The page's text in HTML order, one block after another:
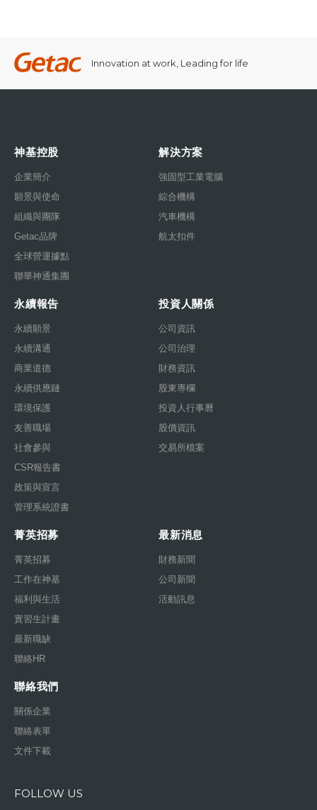
Innovation at work, Leading for life
神基控股
企業簡介
願景與使命
組織與團隊
Getac品牌
全球營運據點
聯華神通集團
解決方案
強固型工業電腦
綜合機構
汽車機構
航太扣件
永續報告
永續願景
永續溝通
商業道德
永續供應鏈
環境保護
友善職場
社會參與
CSR報告書
政策與宣言
管理系統證書
投資人關係
公司資訊
公司治理
財務資訊
股東專欄
投資人行事曆
股價資訊
交易所檔案
菁英招募
菁英招募
工作在神基
福利與生活
實習生計畫
最新職缺
聯絡HR
最新消息
財務新聞
公司新聞
活動訊息
聯絡我們
關係企業
聯絡表單
文件下載
FOLLOW US